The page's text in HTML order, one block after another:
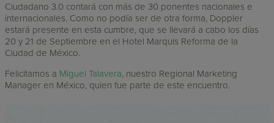
Ciudadano 3.0 contará con más de 30 ponentes nacionales e
internacionales. Como no podía ser de otra forma, Doppler
estará presente en esta cumbre, que se llevará a cabo los días
20 y 21 de Septiembre en el Hotel Marquis Reforma de la
Ciudad de México.
Felicitamos a Miguel Talavera, nuestro Regional Marketing
Manager en México, quien fue parte de este encuentro.